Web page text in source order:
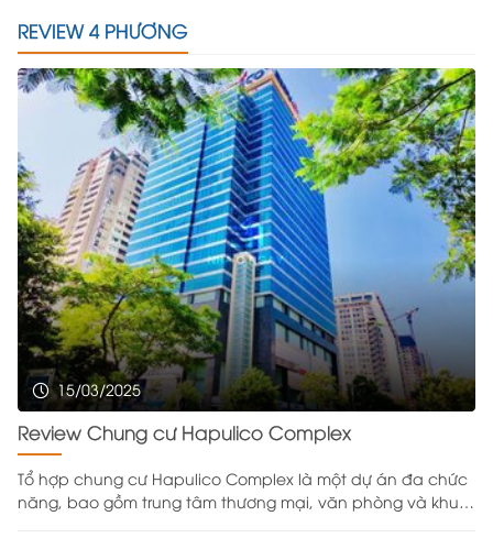
REVIEW 4 PHƯƠNG
15/03/2025
Review Chung cư Hapulico Complex
Tổ hợp chung cư Hapulico Complex là một dự án đa chức
năng, bao gồm trung tâm thương mại, văn phòng và khu